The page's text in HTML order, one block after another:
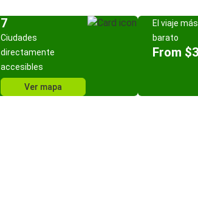
7
Ciudades
directamente
accesibles
Ver mapa
El viaje más
barato
From